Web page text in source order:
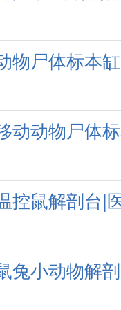
物尸体标本
动动物尸体
控鼠解剖台|
兔小动物解